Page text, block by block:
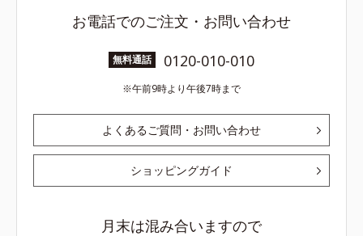
お電話でのご注文・お問い合わせ
無料通話 0120-010-010
午前9時より午後7時まで
よくあるご質問・お問い合わせ
ショッピングガイド
月末は混み合いますので